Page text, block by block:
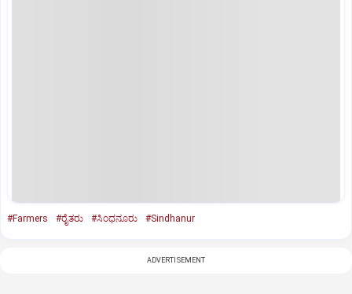
#Farmers #ರೈತರು #ಸಿಂಧನೂರು #Sindhanur
ADVERTISEMENT